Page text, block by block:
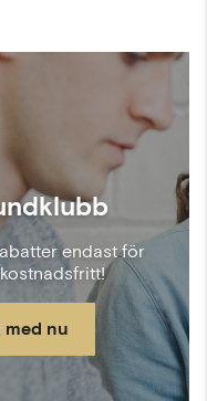
endast för
med nu